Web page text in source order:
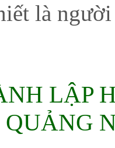
là người
LẬP